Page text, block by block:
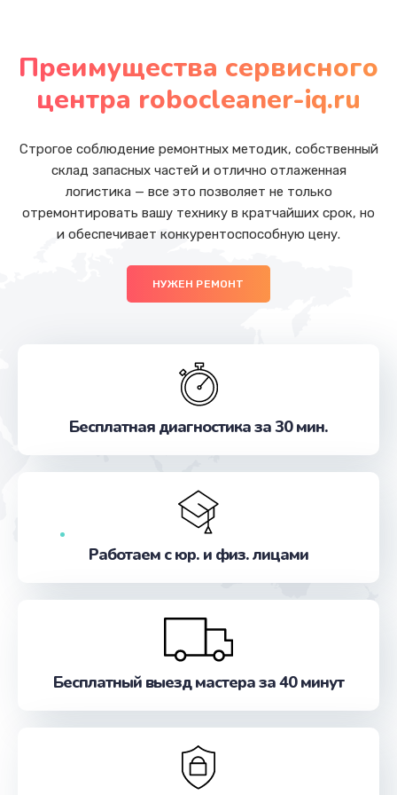
Заказать
от 1500 руб.
Заказать
Чистка от пыли
от 990 руб.
Заказать
Заказать
Заказать
Замена микрофона
Замена процессора
от 3250 руб.
Замена жесткого диска
Заказать
Преимущества сервисного
центра robocleaner-iq.ru
Строгое соблюдение ремонтных методик, собственный
склад запасных частей и отлично отлаженная
логистика — все это позволяет не только
отремонтировать вашу технику в кратчайших срок, но
и обеспечивает конкурентоспособную цену.
НУЖЕН РЕМОНТ
Бесплатная диагностика за 30 мин.
Работаем с юр. и физ. лицами
Бесплатный выезд мастера за 40 минут